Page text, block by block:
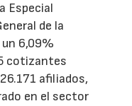
Especial
de la
6,09%
cotizantes
afiliados,
en el sector